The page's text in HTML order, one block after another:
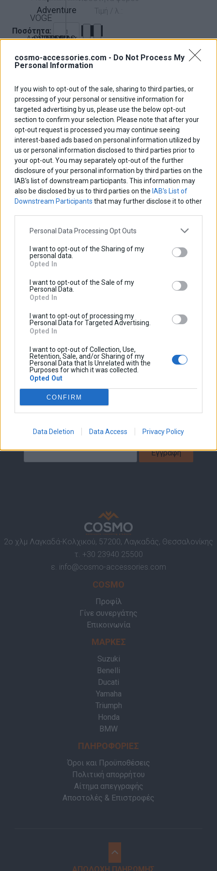
cosmo-accessories.com - Do Not Process My
Personal Information
If you wish to opt-out of the sale, sharing to third parties, or
processing of your personal or sensitive information for
targeted advertising by us, please use the below opt-out
section to confirm your selection. Please note that after your
opt-out request is processed you may continue seeing
interest-based ads based on personal information utilized by
us or personal information disclosed to third parties prior to
your opt-out. You may separately opt-out of the further
disclosure of your personal information by third parties on the
IAB’s list of downstream participants. This information may
also be disclosed by us to third parties on the IAB’s List of
Downstream Participants that may further disclose it to other
Personal Data Processing Opt Outs
I want to opt-out of the Sharing of my
personal data.
Opted In
I want to opt-out of the Sale of my
Personal Data.
Opted In
I want to opt-out of processing my
Personal Data for Targeted Advertising.
Opted In
I want to opt-out of Collection, Use,
Retention, Sale, and/or Sharing of my
Personal Data that Is Unrelated with the
Purposes for which it was collected.
Opted Out
CONFIRM
Data Deletion Data Access Privacy Policy
Adventure
VOGE
300DS
2025
QJMotor
SRT550
SVT650X
2026
Aprilia
Caponord
1200
2013-
2017
KOVE
800X
2024-
2026
Νέα
Προϊοντα
Προφίλ
Συνεργάτες
Επικοινωνία
Καλάθι αγορών
Δεν υπάρχουν προϊόντα στο καλάθι σας.
Τιμή / λ.:
Ποσότητα:
Ρωτήστε για το προϊόν
Facebook LinkedIn Google+ Twitter Pinterest
Περιγραφή
Διαστάσεις
Οδηγίες Εγκατάστασης
4 Relay PCB Board
Ασφαλειοθήκη με τέσσερα ρελε. Μπορείται να
χειριστείται με απόλυτη ασφάλεια και χωρίς να
ανησυχείται για βραχυκυκλώματα.
Η πλακέτα έχει τέσσερεις εξώδους όπου σε κάθε
έξοδο μπορούν να συνδεθούν συσκεύες με συνολική
κατανάλωση 90W (πχ 4 προβολάκια σε κάθε μία απο
τις τέσσερις εξόδους, ή μπριζάκι και θερμόμετρο και
Οι συσκευές χειρίζονται είτε μέσω διακόπτη
(ξεχωριστός διακόπτης για κάθε έξοδο) ή αυτό ματα
μέσω του κεντρικού διακόπτη της μηχανής.
Εγγραφείτε στο newsletter μας:
2ο χλμ Λαγκαδά-Κολχικού, 57200, Λαγκαδάς, Θεσσαλονίκης
τ. +30 23940 25500
ε. info@cosmo-accessories.com
COSMO
Προφίλ
Γίνε συνεργάτης
Επικοινωνία
ΜΑΡΚΕΣ
Suzuki
Benelli
Ducati
Yamaha
Triumph
Honda
BMW
ΠΛΗΡΟΦΟΡΙΕΣ
Όροι και Προϋποθέσεις
Πολιτική απορρήτου
Αίτημα απεγγραφής
Αποστολές & Επιστροφές